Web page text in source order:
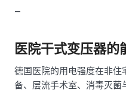
—
医院干式变压器的
德国医院的用电强度在非
备、层流手术室、消毒灭